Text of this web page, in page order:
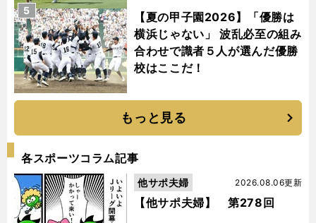
【夏の甲子園2026】「優勝は
横浜じゃない」 波乱必至の組み
合わせで識者５人が選んだ優勝
校はここだ！
5
もっと見る
各スポーツコラム記事
【他サポ夫婦】 第278回
2026.08.06更新
他サポ夫婦